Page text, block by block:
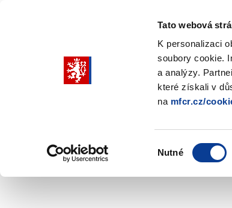
Tato webová
K personalizaci
soubory cookie.
a analýzy.
které získali v
na mfcr.cz/
Nutné
submenu